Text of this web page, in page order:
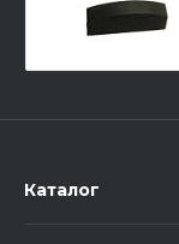
Каталог